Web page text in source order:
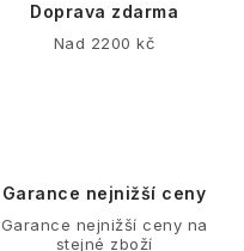
Doprava zdarma
Nad 2200 kč
Garance nejnižší ceny
Garance nejnižší ceny na
stejné zboží